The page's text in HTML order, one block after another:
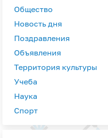
Общество
Новость дня
Поздравления
Объявления
Территория культуры
Учеба
Наука
Спорт